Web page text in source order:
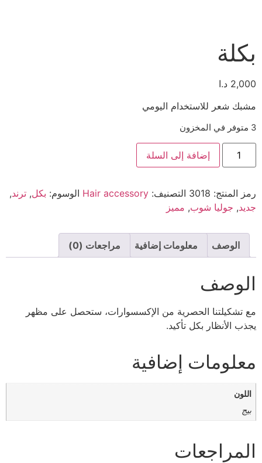
بكلة
2,000 د.ا
مشبك شعر للاستخدام اليومي
3 متوفر في المخزون
إضافة إلى السلة
رمز المنتج: 3018 التصنيف: Hair accessory الوسوم: بكل, ترند,
جديد, جوليا شوب, مميز
الوصف معلومات إضافية مراجعات (0)
الوصف
مع تشكيلتنا الحصرية من الإكسسوارات، ستحصل على مظهر
يجذب الأنظار بكل تأكيد.
معلومات إضافية
اللون
بيج
المراجعات